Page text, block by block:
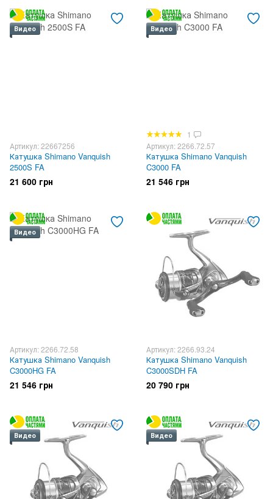
Видео
Артикул: 22667256
Катушка Shimano Vanquish
2500S FA
21 600 грн
Видео
1
Артикул: 2266.72.57
Катушка Shimano Vanquish
C3000 FA
21 546 грн
Видео
Артикул: 2266.72.58
Катушка Shimano Vanquish
C3000HG FA
21 546 грн
Артикул: 2266.93.24
Катушка Shimano Vanquish
C3000SDH FA
20 790 грн
Видео Видео